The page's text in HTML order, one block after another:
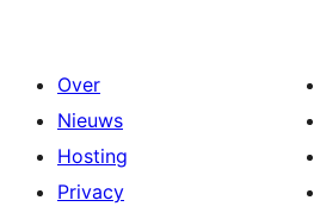
Over
Nieuws
Hosting
Privacy